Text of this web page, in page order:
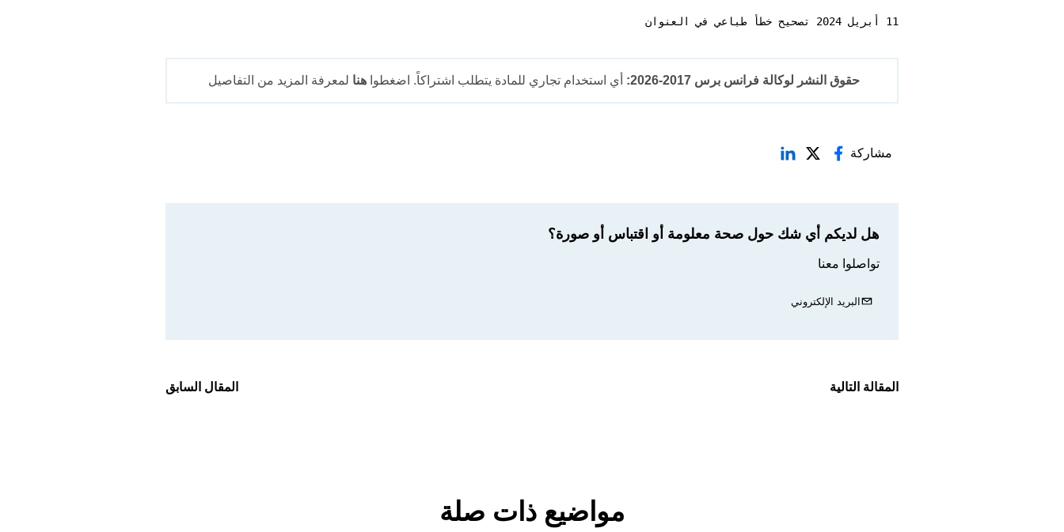
11 أبريل 2024 تصحيح خطأ طباعي في العنوان
حقوق النشر لوكالة فرانس برس 2017-2026: أي استخدام تجاري للمادة يتطلب اشتراكاً. اضغطواهنا لمعرفة المزيد من التفاصيل
مشاركة
هل لديكم أي شك حول صحة معلومة أو اقتباس أو صورة؟
تواصلوا معنا
البريد الإلكتروني
المقالة التالية المقال السابق
مواضيع ذات صلة